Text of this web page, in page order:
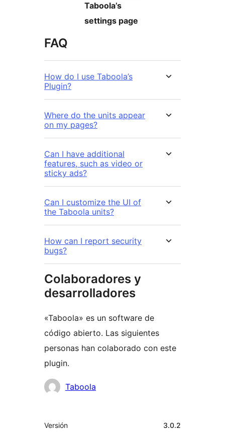
Taboola’s
settings page
FAQ
How do I use Taboola’s
Plugin?
Where do the units appear
on my pages?
Can I have additional
features, such as video or
sticky ads?
Can I customize the UI of
the Taboola units?
How can I report security
bugs?
Colaboradores y
desarrolladores
«Taboola» es un software de
código abierto. Las siguientes
personas han colaborado con este
plugin.
Colaboradores
Taboola
Meta
Versión 3.0.2